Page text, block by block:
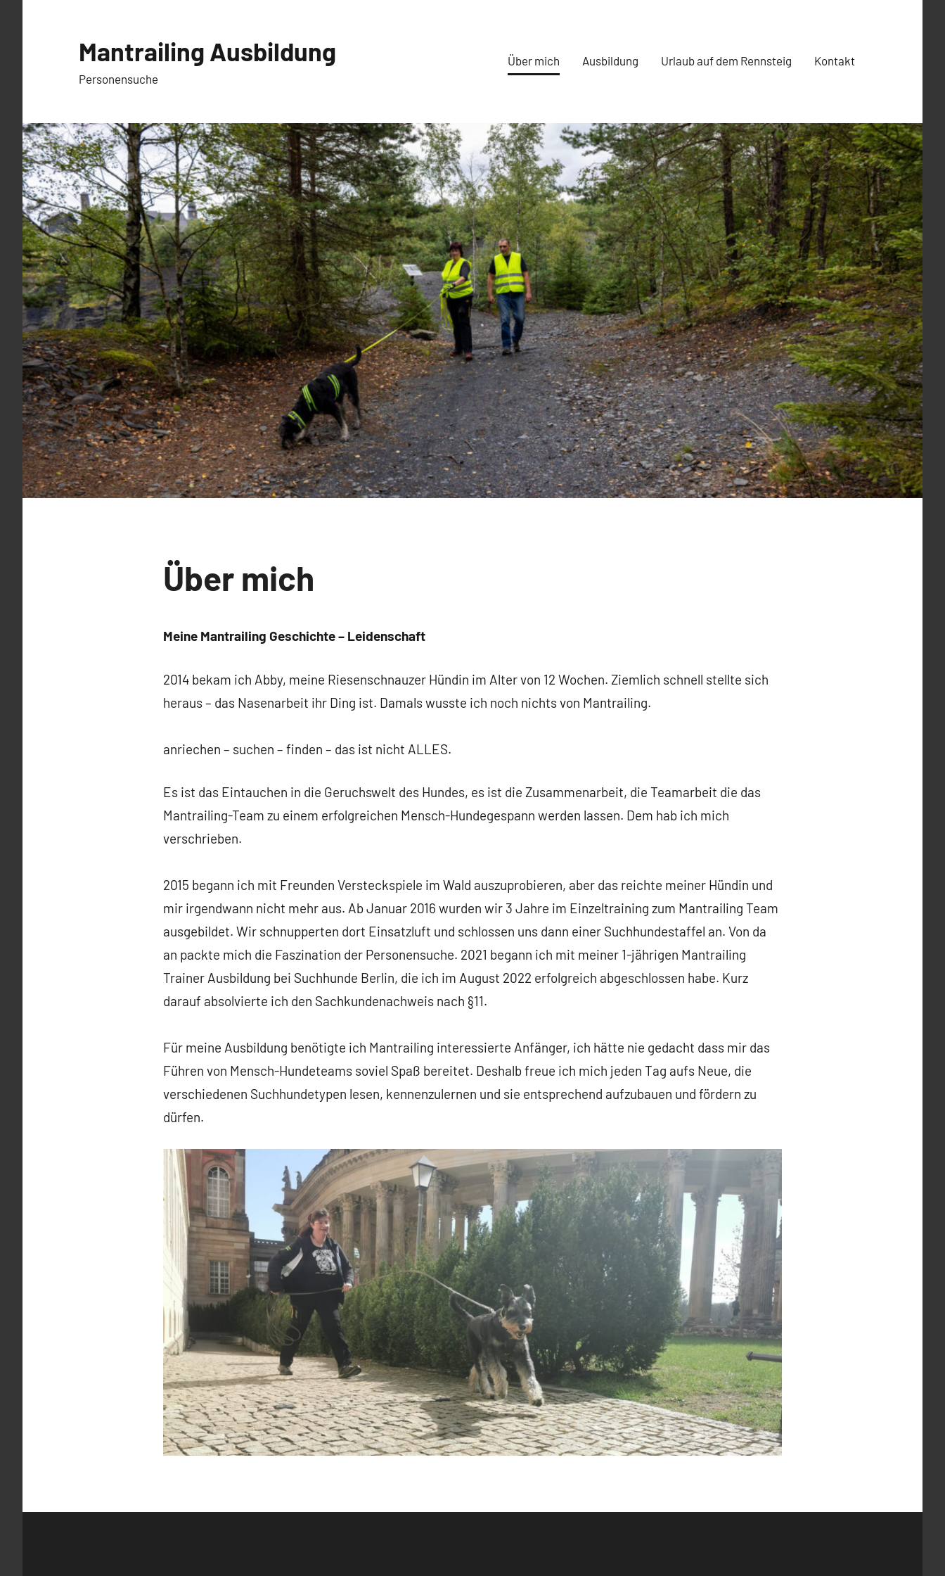
Mantrailing Ausbildung
Personensuche
Über mich Ausbildung Urlaub auf dem Rennsteig Kontakt
Über mich
Meine Mantrailing Geschichte – Leidenschaft
2014 bekam ich Abby, meine Riesenschnauzer Hündin im Alter von 12 Wochen. Ziemlich schnell stellte sich
heraus – das Nasenarbeit ihr Ding ist. Damals wusste ich noch nichts von Mantrailing.
anriechen – suchen – finden – das ist nicht ALLES.
Es ist das Eintauchen in die Geruchswelt des Hundes, es ist die Zusammenarbeit, die Teamarbeit die das
Mantrailing-Team zu einem erfolgreichen Mensch-Hundegespann werden lassen. Dem hab ich mich
verschrieben.
2015 begann ich mit Freunden Versteckspiele im Wald auszuprobieren, aber das reichte meiner Hündin und
mir irgendwann nicht mehr aus. Ab Januar 2016 wurden wir 3 Jahre im Einzeltraining zum Mantrailing Team
ausgebildet. Wir schnupperten dort Einsatzluft und schlossen uns dann einer Suchhundestaffel an. Von da
an packte mich die Faszination der Personensuche. 2021 begann ich mit meiner 1-jährigen Mantrailing
Trainer Ausbildung bei Suchhunde Berlin, die ich im August 2022 erfolgreich abgeschlossen habe. Kurz
darauf absolvierte ich den Sachkundenachweis nach §11.
Für meine Ausbildung benötigte ich Mantrailing interessierte Anfänger, ich hätte nie gedacht dass mir das
Führen von Mensch-Hundeteams soviel Spaß bereitet. Deshalb freue ich mich jeden Tag aufs Neue, die
verschiedenen Suchhundetypen lesen, kennenzulernen und sie entsprechend aufzubauen und fördern zu
dürfen.